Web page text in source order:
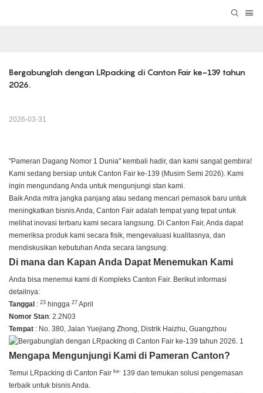
Bergabunglah dengan LRpacking di Canton Fair ke-139 tahun
2026.
2026-03-31
"Pameran Dagang Nomor 1 Dunia" kembali hadir, dan kami sangat gembira!
Kami sedang bersiap untuk Canton Fair ke-139 (Musim Semi 2026). Kami
ingin mengundang Anda untuk mengunjungi stan kami.
Baik Anda mitra jangka panjang atau sedang mencari pemasok baru untuk
meningkatkan bisnis Anda, Canton Fair adalah tempat yang tepat untuk
melihat inovasi terbaru kami secara langsung. Di Canton Fair, Anda dapat
memeriksa produk kami secara fisik, mengevaluasi kualitasnya, dan
mendiskusikan kebutuhan Anda secara langsung.
Di mana dan Kapan Anda Dapat Menemukan Kami
Anda bisa menemui kami di Kompleks Canton Fair. Berikut informasi
detailnya:
Tanggal : 23 hingga 27 April
Nomor Stan: 2.2N03
Tempat : No. 380, Jalan Yuejiang Zhong, Distrik Haizhu, Guangzhou
Mengapa Mengunjungi Kami di Pameran Canton?
Temui LRpacking di Canton Fair ke- 139 dan temukan solusi pengemasan
terbaik untuk bisnis Anda.